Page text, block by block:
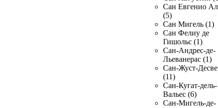
Сан Евгенио
(5)
Сан Мигель (1)
Сан Фелиу де
Гишольс (1)
Сан-Андрес-де-
Льеванерас (1)
Сан-Жуст-
(11)
Сан-Кугат-дель-
Вальес (6)
Сан-Мигель-де-